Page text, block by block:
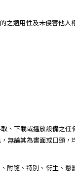
之適用性及未侵害他人
、下載或播放設備之任
無論其為書面或口頭，
附隨、特別、衍生、懲